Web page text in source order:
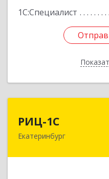
1С:Специалист
РИЦ-1С
Екатеринбург
620102,